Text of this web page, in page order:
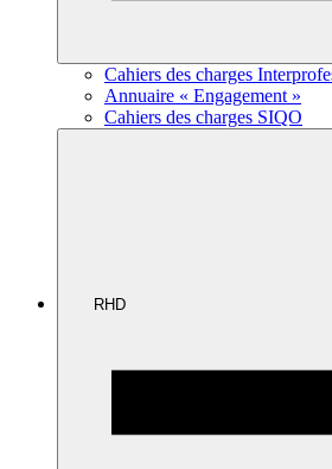
Cahiers des charges
Annuaire « Engagement »
Cahiers des charges SIQO
RHD